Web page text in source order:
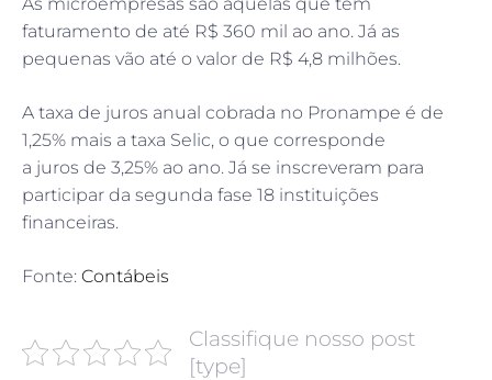
faturamento de até R$ 360 mil ao ano. Já as
pequenas vão até o valor de R$ 4,8 milhões.
A taxa de juros anual cobrada no Pronampe é de
1,25% mais a taxa Selic, o que corresponde
a juros de 3,25% ao ano. Já se inscreveram para
participar da segunda fase 18 instituições
financeiras.
Fonte: Contábeis
Classifique nosso post
[type]